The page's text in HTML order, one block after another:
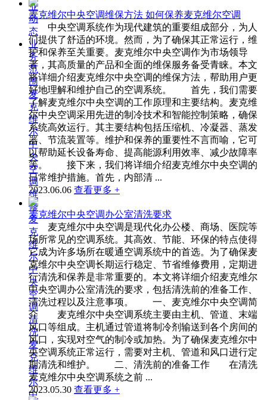
业
动
态
业
务
范
围
麦
克
维
尔
中
央
空
调
维
修
麦
克
维
尔
中
央
空
调
清
洗
麦
克
维
尔
中
麦克维尔中央空调维保方法 如何保养麦克维尔空调
中央空调系统作为现代建筑的重要组成部分，为人
们提供了舒适的环境。然而，为了确保其正常运行，维
护和保养至关重要。麦克维尔中央空调作为市场领导
者，其高质量的产品和全面的维保服务备受青睐。本文
将详细介绍麦克维尔中央空调的维保方法，帮助用户更
好地理解和维护自己的空调系统。 首先，我们需要
了解麦克维尔中央空调的工作原理和主要结构。麦克维
尔中央空调采用先进的制冷技术和智能控制策略，确保
系统高效运行。其主要结构包括压缩机、冷凝器、蒸发
器、节流装置等。维护和保养的重要性不言而喻，它可
以帮助延长设备寿命、提高能源利用效率、减少故障率
等。 接下来，我们将详细介绍麦克维尔中央空调的
日常维护措施。首先，内部清 ...
2023.06.06 查看更多 +
麦克维尔中央空调办公室清洗要求
麦克维尔中央空调是现代化办公楼、商场、医院等
场所常见的空调系统。其高效、节能、环保的特点使得
它成为许多场所在暖通空调系统中的首选。为了确保麦
克维尔中央空调长期运行稳定、节省维修费用，定期进
行清洗和保养是非常重要的。本文将详细介绍麦克维尔
中央空调办公室清洗的要求，包括清洗前的准备工作、
清洗过程以及注意事项。 一、麦克维尔中央空调简
介 麦克维尔中央空调系统主要由主机、管道、末端
风口等组成。主机通过管道将制冷剂输送到各个房间的
风口，实现对空气的制冷或加热。为了确保麦克维尔中
央空调系统正常运行，需要对主机、管道和风口进行定
期清洗和维护。 二、清洗前的准备工作 在清洗
麦克维尔中央空调系统之前 ...
2023.05.30 查看更多 +